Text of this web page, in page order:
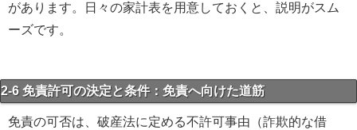
があります。日々の家計表を用意しておくと、説明がスム
ーズです。
2-6 免責許可の決定と条件：免責へ向けた道筋
免責の可否は、破産法に定める不許可事由（詐欺的な借